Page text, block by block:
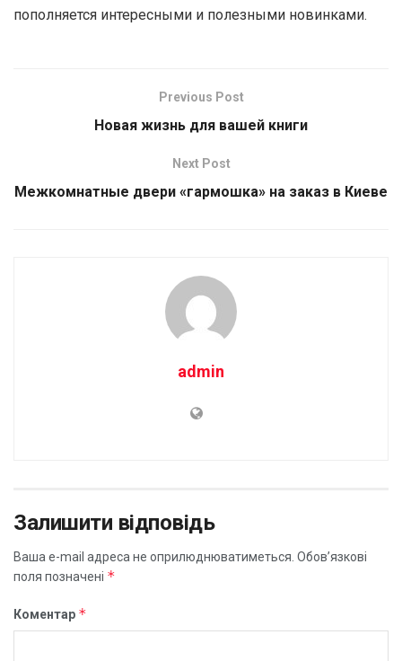
пополняется интересными и полезными новинками.
Previous Post
Новая жизнь для вашей книги
Next Post
Межкомнатные двери «гармошка» на заказ в Киеве
admin
Залишити відповідь
Ваша e-mail адреса не оприлюднюватиметься. Обов’язкові
поля позначені *
Коментар *